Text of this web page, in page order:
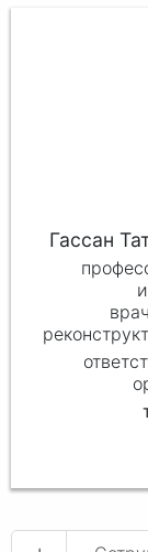
Гассан